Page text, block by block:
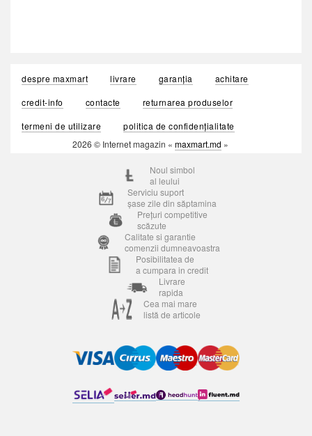
despre maxmart livrare garanția
achitare
credit-info
contacte
returnarea produselor
termeni de utilizare
politica de confidențialitate
2026 © Internet magazin « maxmart.md »
Noul simbol
al leului
Serviciu suport
șase zile din săptamina
Prețuri competitive
scăzute
Calitate si garantie
comenzii dumneavoastra
Posibilitatea de
a cumpara in credit
Livrare
rapida
Cea mai mare
listă de articole